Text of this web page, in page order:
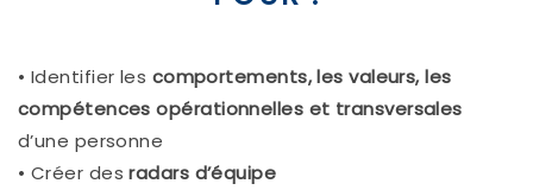
• Identifier les comportements, les valeurs, les
compétences opérationnelles et transversales
d’une personne
• Créer des radars d’équipe